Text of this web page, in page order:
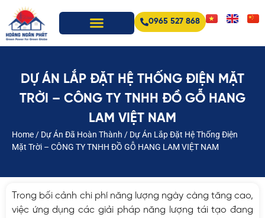
0965 527 868
DỰ ÁN LẮP ĐẶT HỆ THỐNG ĐIỆN MẶT
TRỜI – CÔNG TY TNHH ĐỒ GỖ HANG
LAM VIỆT NAM
Home / Dự Án Đã Hoàn Thành / Dự Án Lắp Đặt Hệ Thống Điện
Mặt Trời – CÔNG TY TNHH ĐỒ GỖ HANG LAM VIỆT NAM
Trong bối cảnh chi phí năng lượng ngày càng tăng cao,
việc ứng dụng các giải pháp năng lượng tái tạo đang